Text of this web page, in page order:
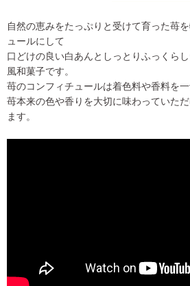
自然の恵みをたっぷりと受けて育った苺
ュールにして
口どけの良い白あんとしっとりふっくら
風和菓子です。
苺のコンフィチュールは着色料や香料を
苺本来の色や香りを大切に味わっていた
ます。